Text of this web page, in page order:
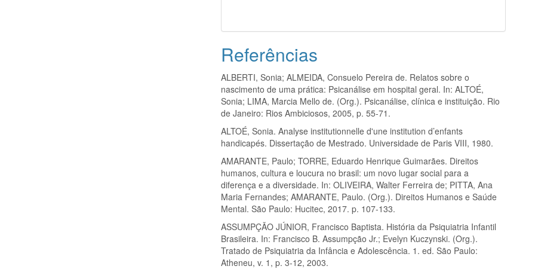
Referências
ALBERTI, Sonia; ALMEIDA, Consuelo Pereira de. Relatos sobre o
nascimento de uma prática: Psicanálise em hospital geral. In: ALTOÉ,
Sonia; LIMA, Marcia Mello de. (Org.). Psicanálise, clínica e instituição. Rio
de Janeiro: Rios Ambiciosos, 2005, p. 55-71.
ALTOÉ, Sonia. Analyse institutionnelle d'une institution d’enfants
handicapés. Dissertação de Mestrado. Universidade de Paris VIII, 1980.
AMARANTE, Paulo; TORRE, Eduardo Henrique Guimarães. Direitos
humanos, cultura e loucura no brasil: um novo lugar social para a
diferença e a diversidade. In: OLIVEIRA, Walter Ferreira de; PITTA, Ana
Maria Fernandes; AMARANTE, Paulo. (Org.). Direitos Humanos e Saúde
Mental. São Paulo: Hucitec, 2017. p. 107-133.
ASSUMPÇÃO JÚNIOR, Francisco Baptista. História da Psiquiatria Infantil
Brasileira. In: Francisco B. Assumpção Jr.; Evelyn Kuczynski. (Org.).
Tratado de Psiquiatria da Infância e Adolescência. 1. ed. São Paulo:
Atheneu, v. 1, p. 3-12, 2003.